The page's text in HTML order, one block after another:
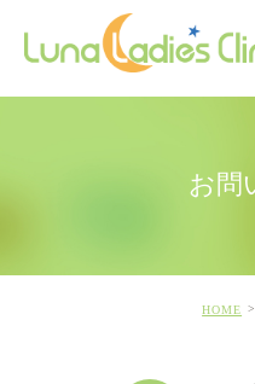
お問
HOME